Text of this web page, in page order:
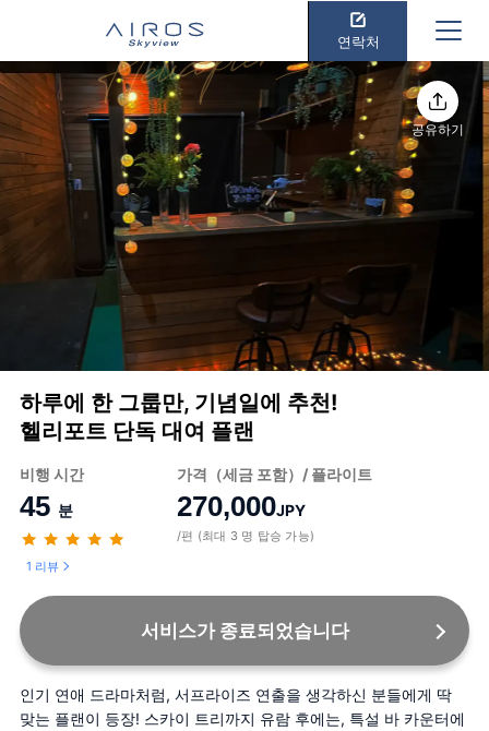
연락처
공유하기
하루에 한 그룹만, 기념일에 추천!
헬리포트 단독 대여 플랜
비행 시간
45 분
1 리뷰
가격（세금 포함）/ 플라이트
270,000JPY
/편 (최대 3 명 탑승 가능)
서비스가 종료되었습니다
인기 연애 드라마처럼, 서프라이즈 연출을 생각하신 분들에게 딱
맞는 플랜이 등장! 스카이 트리까지 유람 후에는, 특설 바 카운터에